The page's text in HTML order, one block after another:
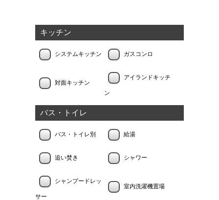
キッチン
システムキッチン ガスコンロ
対面キッチン
アイランドキッチ
ン
バス・トイレ
バス・トイレ別 給湯
追い焚き シャワー
シャンプードレッ
サー
室内洗濯機置場